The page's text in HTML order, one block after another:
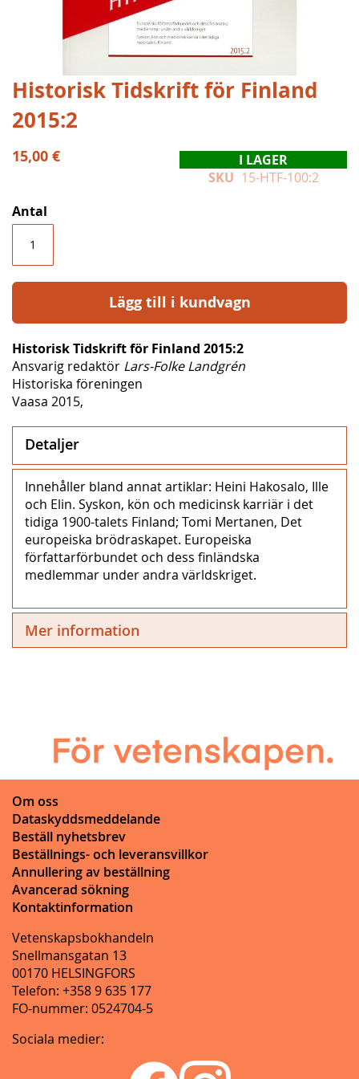
Hoppa
till
början
bildgalleriet
Historisk Tidskrift för Finland
2015:2
15,00 €
I LAGER
SKU 15-HTF-100:2
Antal
Lägg till i kundvagn
Historisk Tidskrift för Finland 2015:2
Ansvarig redaktör Lars-Folke Landgrén
Historiska föreningen
Vaasa 2015,
Detaljer
Innehåller bland annat artiklar: Heini Hakosalo, Ille
och Elin. Syskon, kön och medicinsk karriär i det
tidiga 1900-talets Finland; Tomi Mertanen, Det
europeiska brödraskapet. Europeiska
författarförbundet och dess finländska
medlemmar under andra världskriget.
Mer information
Om oss
Dataskyddsmeddelande
Beställ nyhetsbrev
Beställnings- och leveransvillkor
Annullering av beställning
Avancerad sökning
Kontaktinformation
Vetenskapsbokhandeln
Snellmansgatan 13
00170 HELSINGFORS
Telefon: +358 9 635 177
FO-nummer: 0524704-5
Sociala medier: